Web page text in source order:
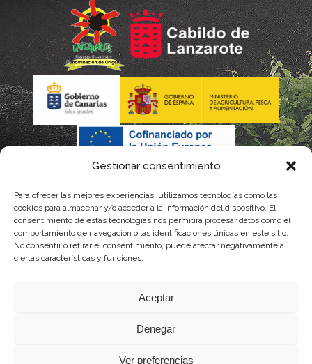
Gestionar consentimiento
Para ofrecer las mejores experiencias, utilizamos tecnologías como las
cookies para almacenar y/o acceder a la información del dispositivo. El
consentimiento de estas tecnologías nos permitirá procesar datos como el
comportamiento de navegación o las identificaciones únicas en este sitio.
No consentir o retirar el consentimiento, puede afectar negativamente a
ciertas características y funciones.
Aceptar
Denegar
Ver preferencias
La gestión de la DOP Lanzarote realizada por este Consejo
Regulador es financiada, parcialmente, por el Gobierno de
Canarias
Instituto Canario de Calidad Agroalimentaria